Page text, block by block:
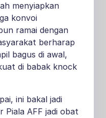
menyiapkan
konvoi
ramai dengan
berharap
bagus di awal,
di babak knock
ini bakal jadi
Piala AFF jadi obat